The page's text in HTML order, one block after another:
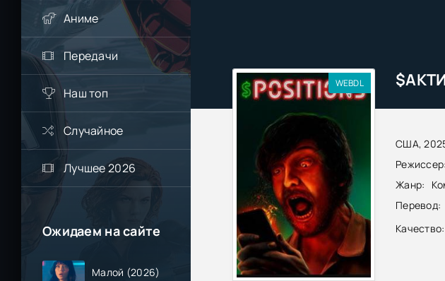
Аниме
Передачи
Наш топ
Случайное
Лучшее 2026
Ожидаем на сайте
Малой (2026)
США,
Режиссер:
Жанр:
Перевод:
Качество:
WEBDL